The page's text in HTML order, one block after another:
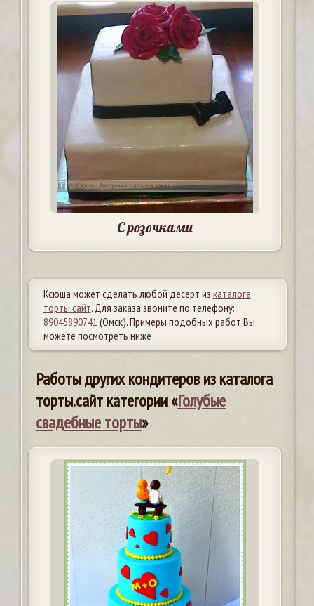
С розочками
Ксюша может сделать любой десерт из каталога
торты.сайт. Для заказа звоните по телефону:
89045890741 (Омск). Примеры подобных работ Вы
можете посмотреть ниже
Работы других кондитеров из каталога
торты.сайт категории «Голубые
свадебные торты»